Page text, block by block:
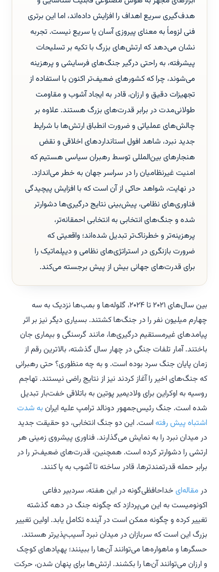
هدف‌گیری سریع اهداف را افزایش داده‌اند، اما این برتری
فنی لزوماً به معنای پیروزی آسان یا سریع نیست. تجربه
نشان می‌دهد که ارتش‌های بزرگ با تکیه بر تسلیحات
پیشرفته، به راحتی درگیر جنگ‌های فرسایشی و پرهزینه
می‌شوند، چرا که کشورهای ضعیف‌تر اکنون با استفاده از
تجهیزات دقیق و ارزان، قادر به ایجاد آشوب و مقاومت
طولانی‌مدت در برابر قدرت‌های بزرگ هستند. علاوه بر
چالش‌های عملیاتی و ضرورت انطباق ارتش‌ها با شرایط
جدید نبرد، شاهد افول استانداردهای اخلاقی و نقض
هنجارهای بین‌المللی توسط رهبران سیاسی هستیم که
امنیت غیرنظامیان را در سراسر جهان به خطر می‌اندازد.
در نهایت، شواهد حاکی از آن است که با افزایش پیچیدگی
فناوری‌های نظامی، پیش‌بینی نتایج درگیری‌ها دشوارتر
شده و جنگ‌های انتخابی به انتخابی احمقانه‌تر،
پرهزینه‌تر و خطرناک‌تر تبدیل شده‌اند؛ واقعیتی که
ضرورت بازنگری در استراتژی‌های نظامی و دیپلماتیک را
برای قدرت‌های جهانی بیش از پیش برجسته می‌کند.
ب
ین سال‌های ۲۰۲۱ تا ۲۰۲۴، گلوله‌ها و بمب‌ها نزدیک به سه
چهارم میلیون نفر را در جنگ‌ها کشتند. بسیاری دیگر نیز بر اثر
پیامدهای غیرمستقیم درگیری‌ها، مانند گرسنگی و بیماری جان
باختند. آمار تلفات جنگی در چهار سال گذشته، بالاترین رقم از
زمان پایان جنگ سرد بوده است. و به چه منظوری؟ حتی رهبرانی
که جنگ‌های اخیر را آغاز کردند نیز از نتایج راضی نیستند. تهاجم
روسیه به اوکراین برای ولادیمیر پوتین به باتلاقی خفت‌بار تبدیل
شده است. جنگ رئیس‌جمهور دونالد ترامپ علیه ایران به شدت
اشتباه پیش رفته است. این دو جنگ انتخابی، دو حقیقت جدید
در میدان نبرد را به نمایش می‌گذارند. فناوری پیشروی زمینی هر
ارتشی را دشوارتر کرده است. همچنین، قدرت‌های ضعیف‌تر را در
برابر حمله قدرتمندترها، قادر ساخته تا آشوب به پا کنند.
در مقاله‌ای خداحافظی‌گونه در این هفته، سردبیر دفاعی
اکونومیست به این می‌پردازد که چگونه جنگ در دهه گذشته
تغییر کرده و چگونه ممکن است در آینده تکامل یابد. اولین تغییر
بزرگ این است که سربازان در میدان نبرد آسیب‌پذیرتر هستند.
حسگرها و ماهواره‌ها می‌توانند آن‌ها را ببینند؛ پهپادهای کوچک
و ارزان می‌توانند آن‌ها را بکشند. ارتش‌ها برای پنهان شدن، حرکت